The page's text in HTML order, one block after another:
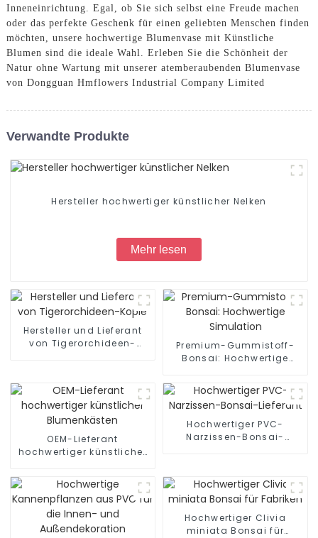
Inneneinrichtung. Egal, ob Sie sich selbst eine Freude machen
oder das perfekte Geschenk für einen geliebten Menschen finden
möchten, unsere hochwertige Blumenvase mit Künstliche
Blumen sind die ideale Wahl. Erleben Sie die Schönheit der
Natur ohne Wartung mit unserer atemberaubenden Blumenvase
von Dongguan Hmflowers Industrial Company Limited
Verwandte Produkte
Hersteller hochwertiger künstlicher Nelken
Mehr lesen
Hersteller und Lieferant
von Tigerorchideen-
Premium-Gummistoff-
Bonsai: Hochwertige
OEM-Lieferant
hochwertiger künstlicher
Hochwertiger PVC-
Narzissen-Bonsai-
Hochwertiger Clivia
miniata Bonsai für